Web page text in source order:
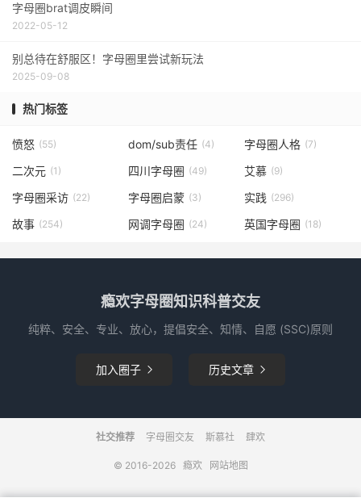
字母圈brat调皮瞬间
2022-05-12
别总待在舒服区！字母圈里尝试新玩法
2025-09-08
热门标签
愤怒 (55) dom/sub责任 (4) 字母圈人格 (7)
二次元 (1) 四川字母圈 (49) 艾慕 (9)
字母圈采访 (22) 字母圈启蒙 (3) 实践 (296)
故事 (254) 网调字母圈 (24) 英国字母圈 (18)
瘾欢字母圈知识科普交友
纯粹、安全、专业、放心，提倡安全、知情、自愿 (SSC)原则
加入圈子  历史文章 
社交推荐 字母圈交友 斯慕社 肆欢
© 2016-2026 瘾欢 网站地图